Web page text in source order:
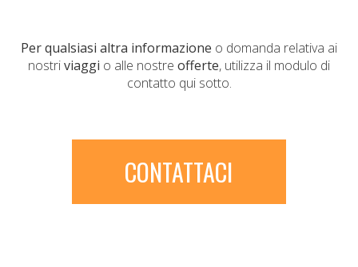
Per qualsiasi altra informazione o domanda relativa ai
nostriviaggi o alle nostre offerte, utilizza il modulo di
contatto qui sotto.
CONTATTACI